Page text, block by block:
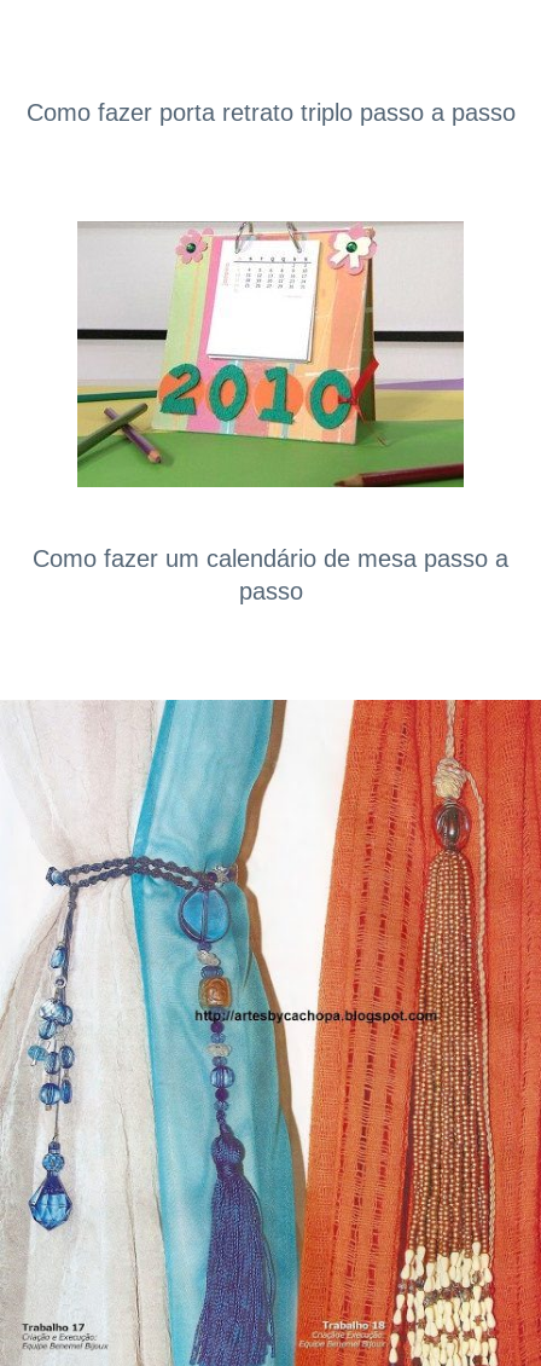
Como fazer porta retrato triplo passo a passo
Como fazer um calendário de mesa passo a
passo